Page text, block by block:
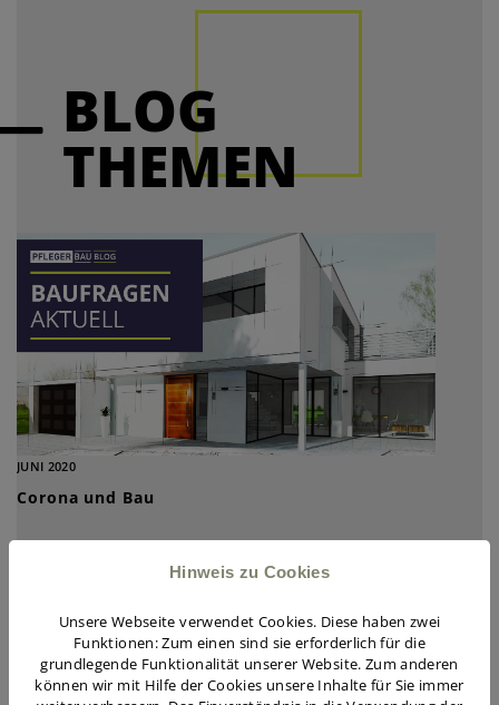
BLOG
THEMEN
JUNI 2020
Corona und Bau
Hinweis zu Cookies
Unsere Webseite verwendet Cookies. Diese haben zwei
Funktionen: Zum einen sind sie erforderlich für die
grundlegende Funktionalität unserer Website. Zum anderen
können wir mit Hilfe der Cookies unsere Inhalte für Sie immer